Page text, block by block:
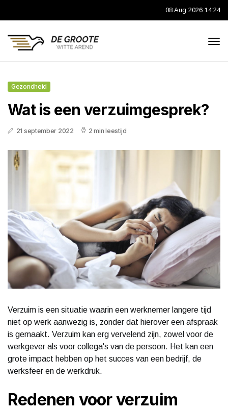
08 Aug 2026 14:24
Gezondheid
Wat is een verzuimgesprek?
21 september 2022 2 min leestijd
Verzuim is een situatie waarin een werknemer langere tijd
niet op werk aanwezig is, zonder dat hierover een afspraak
is gemaakt. Verzuim kan erg vervelend zijn, zowel voor de
werkgever als voor collega's van de persoon. Het kan een
grote impact hebben op het succes van een bedrijf, de
werksfeer en de werkdruk.
Redenen voor verzuim